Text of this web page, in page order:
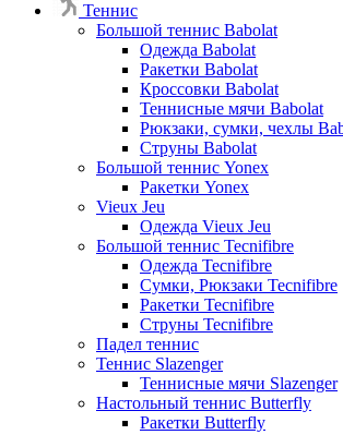
Теннис
Большой теннис Babolat
Одежда Babolat
Ракетки Babolat
Кроссовки Babolat
Теннисные мячи Babolat
Рюкзаки, сумки, чехлы
Струны Babolat
Большой теннис Yonex
Ракетки Yonex
Vieux Jeu
Одежда Vieux Jeu
Большой теннис Tecnifibre
Одежда Tecnifibre
Сумки, Рюкзаки Tecnifibre
Ракетки Tecnifibre
Струны Tecnifibre
Падел теннис
Теннис Slazenger
Теннисные мячи Slazenger
Настольный теннис Butterfly
Ракетки Butterfly